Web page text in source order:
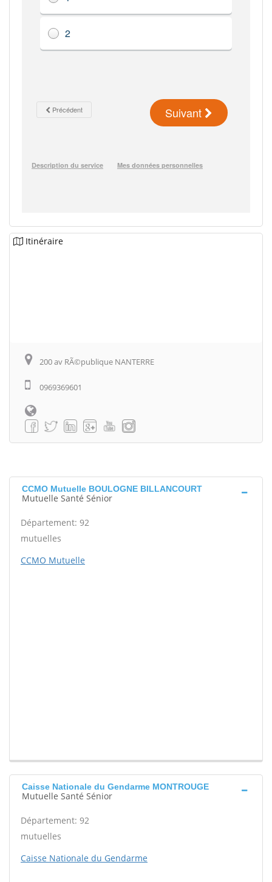
Itinéraire
200 av RÃ©publique NANTERRE
0969369601
CCMO Mutuelle BOULOGNE BILLANCOURT
Mutuelle Santé Sénior
Département: 92
mutuelles
CCMO Mutuelle
Caisse Nationale du Gendarme MONTROUGE
Mutuelle Santé Sénior
Département: 92
mutuelles
Caisse Nationale du Gendarme